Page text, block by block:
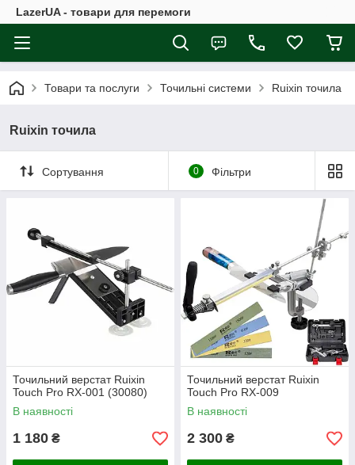
LazerUA - товари для перемоги
Товари та послуги Точильні системи Ruixin точила
Ruixin точила
Сортування 0 Фільтри
Точильний верстат Ruixin
Touch Pro RX-001 (30080)
В наявності
1 180 ₴
Точильний верстат Ruixin
Touch Pro RX-009
В наявності
2 300 ₴